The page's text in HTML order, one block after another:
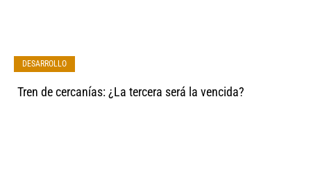
Tren de cercanías: ¿La tercera será la vencida?
DESARROLLO